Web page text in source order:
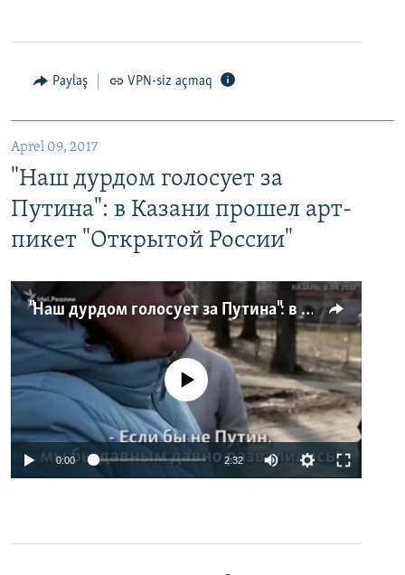
Paylaş VPN-siz açmaq
Aprel 09, 2017
"Наш дурдом голосует за
Путина": в Казани прошел арт-
пикет "Открытой России"
"Наш дурдом голосует за Путина": в Казани прошел арт-пикет "Открытой России"
No media source currently available
0:00 2:32